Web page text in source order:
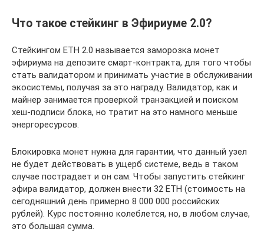
Что такое стейкинг в Эфириуме 2.0?
Стейкингом ETH 2.0 называется заморозка монет
эфириума на депозите смарт-контракта, для того чтобы
стать валидатором и принимать участие в обслуживании
экосистемы, получая за это награду. Валидатор, как и
майнер занимается проверкой транзакцией и поиском
хеш-подписи блока, но тратит на это намного меньше
энергоресурсов.
Блокировка монет нужна для гарантии, что данный узел
не будет действовать в ущерб системе, ведь в таком
случае пострадает и он сам. Чтобы запустить стейкинг
эфира валидатор, должен внести 32 ETH (стоимость на
сегодняшний день примерно 8 000 000 российских
рублей). Курс постоянно колеблется, но, в любом случае,
это большая сумма.